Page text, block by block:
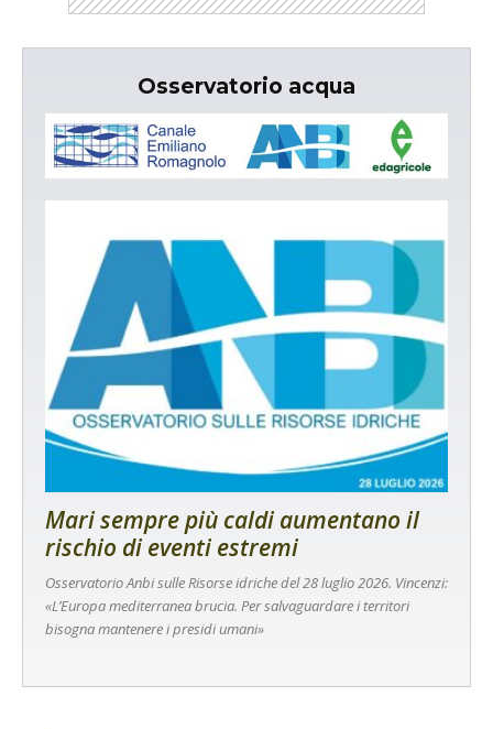
Osservatorio acqua
Mari sempre più caldi aumentano il
rischio di eventi estremi
Osservatorio Anbi sulle Risorse idriche del 28 luglio 2026. Vincenzi:
«L’Europa mediterranea brucia. Per salvaguardare i territori
bisogna mantenere i presidi umani»